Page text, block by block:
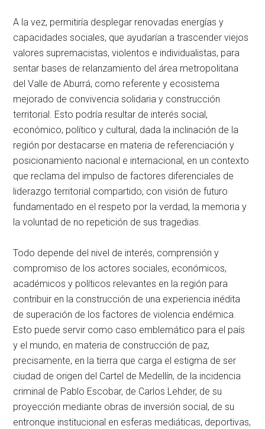
A la vez, permitiría desplegar renovadas energías y
capacidades sociales, que ayudarían a trascender viejos
valores supremacistas, violentos e individualistas, para
sentar bases de relanzamiento del área metropolitana
del Valle de Aburrá, como referente y ecosistema
mejorado de convivencia solidaria y construcción
territorial. Esto podría resultar de interés social,
económico, político y cultural, dada la inclinación de la
región por destacarse en materia de referenciación y
posicionamiento nacional e internacional, en un contexto
que reclama del impulso de factores diferenciales de
liderazgo territorial compartido, con visión de futuro
fundamentado en el respeto por la verdad, la memoria y
la voluntad de no repetición de sus tragedias.
Todo depende del nivel de interés, comprensión y
compromiso de los actores sociales, económicos,
académicos y políticos relevantes en la región para
contribuir en la construcción de una experiencia inédita
de superación de los factores de violencia endémica.
Esto puede servir como caso emblemático para el país
y el mundo, en materia de construcción de paz,
precisamente, en la tierra que carga el estigma de ser
ciudad de origen del Cartel de Medellín, de la incidencia
criminal de Pablo Escobar, de Carlos Lehder, de su
proyección mediante obras de inversión social, de su
entronque institucional en esferas mediáticas, deportivas,